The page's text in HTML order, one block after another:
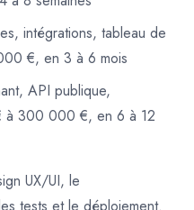
intégrations, tableau de
€, en 3 à 6 mois
API publique,
300 000 €, en 6 à 12
UX/UI, le